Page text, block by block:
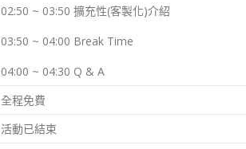
02:50 ~ 03:50 擴充性(客製化)介紹
03:50 ~ 04:00 Break Time
04:00 ~ 04:30 Q & A
全程免費
活動已結束